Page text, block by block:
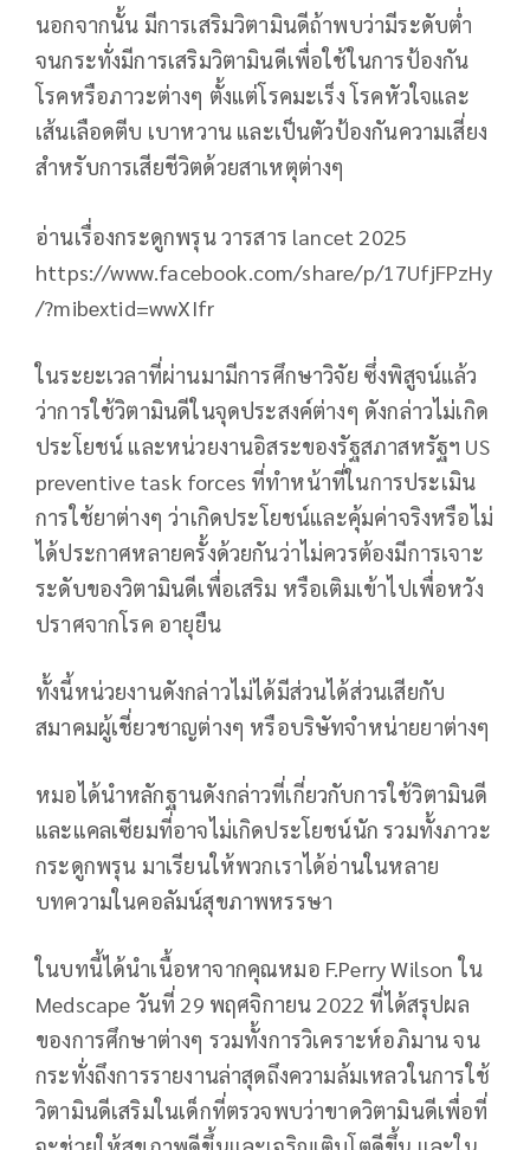
นอกจากนั้น มีการเสริมวิตามินดีถ้าพบว่ามีระดับต่ำ
จนกระทั่งมีการเสริมวิตามินดีเพื่อใช้ในการป้องกัน
โรคหรือภาวะต่างๆ ตั้งแต่โรคมะเร็ง โรคหัวใจและ
เส้นเลือดตีบ เบาหวาน และเป็นตัวป้องกันความเสี่ยง
สำหรับการเสียชีวิตด้วยสาเหตุต่างๆ
อ่านเรื่องกระดูกพรุน วารสาร lancet 2025
https://www.facebook.com/share/p/17UfjFPzHy
/?mibextid=wwXIfr
ในระยะเวลาที่ผ่านมามีการศึกษาวิจัย ซึ่งพิสูจน์แล้ว
ว่าการใช้วิตามินดีในจุดประสงค์ต่างๆ ดังกล่าวไม่เกิด
ประโยชน์ และหน่วยงานอิสระของรัฐสภาสหรัฐฯ US
preventive task forces ที่ทำหน้าที่ในการประเมิน
การใช้ยาต่างๆ ว่าเกิดประโยชน์และคุ้มค่าจริงหรือไม่
ได้ประกาศหลายครั้งด้วยกันว่าไม่ควรต้องมีการเจาะ
ระดับของวิตามินดีเพื่อเสริม หรือเติมเข้าไปเพื่อหวัง
ปราศจากโรค อายุยืน
ทั้งนี้หน่วยงานดังกล่าวไม่ได้มีส่วนได้ส่วนเสียกับ
สมาคมผู้เชี่ยวชาญต่างๆ หรือบริษัทจำหน่ายยาต่างๆ
หมอได้นำหลักฐานดังกล่าวที่เกี่ยวกับการใช้วิตามินดี
และแคลเซียมที่อาจไม่เกิดประโยชน์นัก รวมทั้งภาวะ
กระดูกพรุน มาเรียนให้พวกเราได้อ่านในหลาย
บทความในคอลัมน์สุขภาพหรรษา
ในบทนี้ได้นำเนื้อหาจากคุณหมอ F.Perry Wilson ใน
Medscape วันที่ 29 พฤศจิกายน 2022 ที่ได้สรุปผล
ของการศึกษาต่างๆ รวมทั้งการวิเคราะห์อภิมาน จน
กระทั่งถึงการรายงานล่าสุดถึงความล้มเหลวในการใช้
วิตามินดีเสริมในเด็กที่ตรวจพบว่าขาดวิตามินดีเพื่อที่